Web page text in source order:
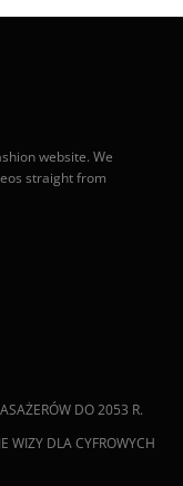
website. We
straight from
DO 2053 R.
WIZY DLA CYFROWYCH